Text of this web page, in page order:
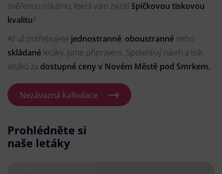
ověřenou tiskárnu, která vám zajistí špičkovou tiskovou
kvalitu?
Ať už potřebujete jednostranné, oboustranné nebo
skládané letáky, jsme připraveni. Spolehlivý návrh a tisk
letáků za dostupné ceny v Novém Městě pod Smrkem.
Nezávazná kalkulace
Prohlédněte si
naše letáky